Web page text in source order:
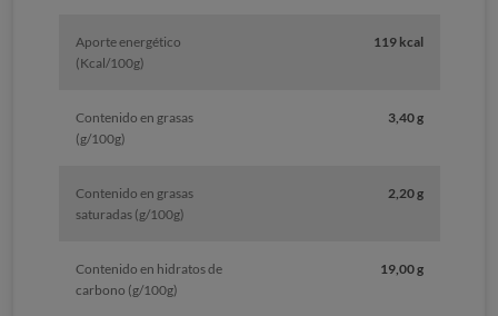
Aporte energético
(Kcal/100g)
119 kcal
Contenido en grasas
(g/100g)
3,40 g
Contenido en grasas
saturadas (g/100g)
2,20 g
Contenido en hidratos de
carbono (g/100g)
19,00 g